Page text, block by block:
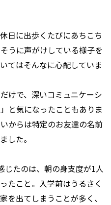
日に出歩くたびにあちこち
うに声がけしている様子を
てはそんなに心配していま
けで、深いコミュニケーシ
と気になったこともありま
からは特定のお友達の名前
した。
じたのは、朝の身支度が1人
たこと。入学前はうるさく
を出てしまうことが多く、